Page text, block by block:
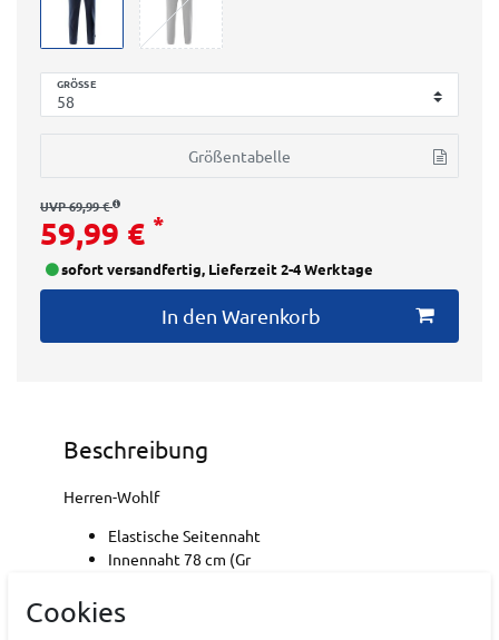
GRÖSSE
Größentabelle
UVP 69,99 €
59,99 € *
sofort versandfertig, Lieferzeit 2-4 Werktage
In den Warenkorb
Beschreibung
Herren-Wohlf
Elastische Seitennaht
Innennaht 78 cm (Gr
Elastischer Bund mit Kordelzug, innen
2 Schubtaschen
Cookies